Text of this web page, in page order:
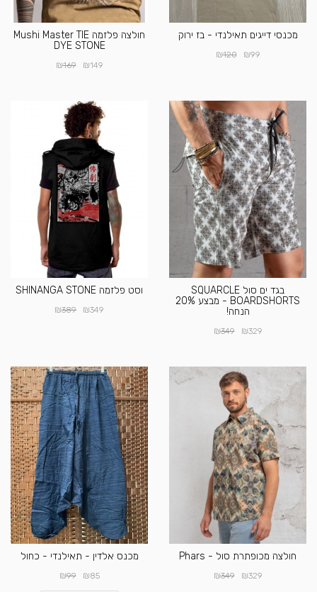
מכנסי דייגים תאילנדי - בז ירוק
₪99
₪120
חולצה פלזמה Mushi Master TIE
DYE STONE
₪149
₪169
בגד ים סול SQUARCLE
BOARDSHORTS - מבצע 20%
הנחה!
₪329
₪349
וסט פלזמה SHINANGA STONE
₪349
₪389
חולצה מכופתרת סול - Phars
₪329
₪349
מכנס אלדין - תאילנדי - כחול
₪85
₪99